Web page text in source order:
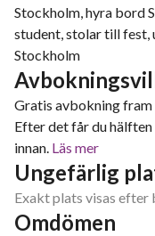
Stockholm, hyra bord
student, stolar till
Stockholm
Gratis avbokning fram
Efter det får du
innan. Läs mer
Ungefärlig
Exakt plats visas efter
Omdömen